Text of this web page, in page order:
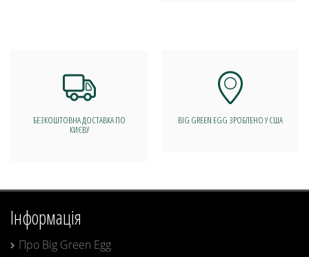
БЕЗКОШТОВНА ДОСТАВКА ПО
КИЄВУ
BIG GREEN EGG ЗРОБЛЕНО У США
Інформація
Про Big Green Egg